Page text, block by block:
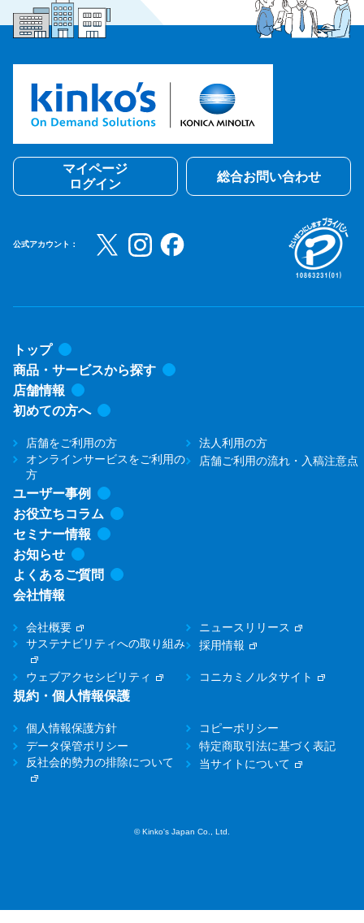
マイページ
ログイン
総合お問い合わせ
公式アカウント：
トップ
商品・サービスから探す
店舗情報
初めての方へ
店舗をご利用の方
法人利用の方
オンラインサービスをご利用の
方
店舗ご利用の流れ・入稿注意点
ユーザー事例
お役立ちコラム
セミナー情報
お知らせ
よくあるご質問
会社情報
会社概要
ニュースリリース
サステナビリティへの取り組み
採用情報
ウェブアクセシビリティ コニカミノルタサイト
規約・個人情報保護
個人情報保護方針
コピーポリシー
データ保管ポリシー
特定商取引法に基づく表記
反社会的勢力の排除について
当サイトについて
© Kinko's Japan Co., Ltd.